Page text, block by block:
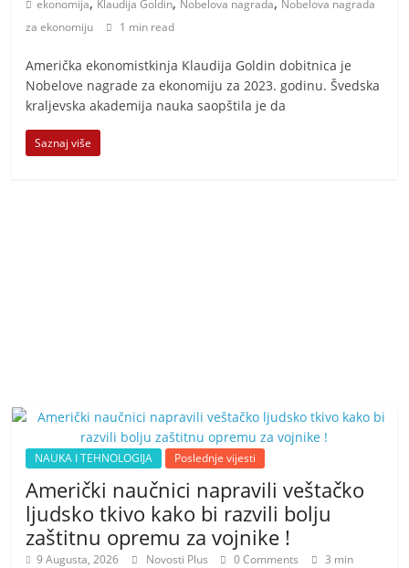
t
i
n
i
h
v
ekonomija Klaudija Goldin Nobelova nagrada Nobelova nagrada
za ekonomiju
1 min read
Američka ekonomistkinja Klaudija Goldin dobitnica je
Nobelove nagrade za ekonomiju za 2023. godinu. Švedska
kraljevska akademija nauka saopštila je da
Saznaj više
NAUKA I TEHNOLOGIJA Poslednje vijesti
Američki naučnici napravili veštačko
ljudsko tkivo kako bi razvili bolju
zaštitnu opremu za vojnike !
9 Augusta, 2026 Novosti Plus 0 Comments
3 min